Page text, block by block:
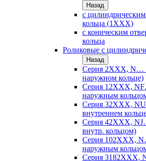
Назад
с
кольца (1ХХХ)
с коническим
кольца
Роликовые с
Назад
Серия 2ХХХ, N…
наружном кольце)
Серия 12ХХХ,
наружным
Серия 32ХХХ,
внутреннем
Серия 42ХХХ,
внутр. кольцом)
Серия 102ХХХ,
наружным
Серия